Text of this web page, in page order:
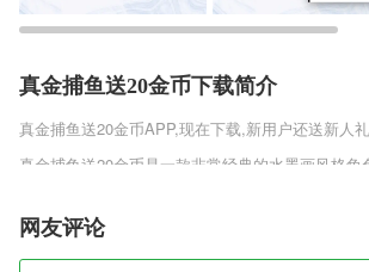
真金捕鱼送20金币下载简介
真金捕鱼送20金币APP,现在下载,新用户还送新人
真金捕鱼送20金币是一款非常经典的水墨画风格角
游，采用最新的物理引擎打造，高清细腻的全新场
情，匠心设计的人物形象造型，让你的眼前一新，
一个热爱江湖的闯荡者，展开一场热血刺激的战斗
游首发版v1.1.2这款游戏的玩家千万不要错过!
网友评论